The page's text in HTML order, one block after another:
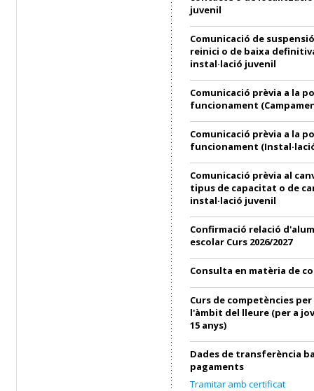
juvenil
Comunicació de
reinici o de baixa
instal·lació juvenil
Comunicació prèvia a la
funcionament
Comunicació prèvia a la
funcionament
Comunicació prèvia al
tipus de capacitat o de
instal·lació juvenil
Confirmació relació
escolar Curs 2026/2027
Consulta en matèria de
Curs de competències
l'àmbit del lleure (per a
15 anys)
Dades de transferència
pagaments
Tramitar amb certificat